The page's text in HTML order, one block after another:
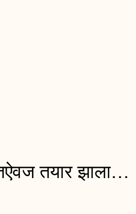
तयार झाला…